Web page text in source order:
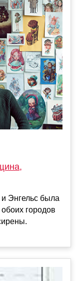
Энгельс была
городов